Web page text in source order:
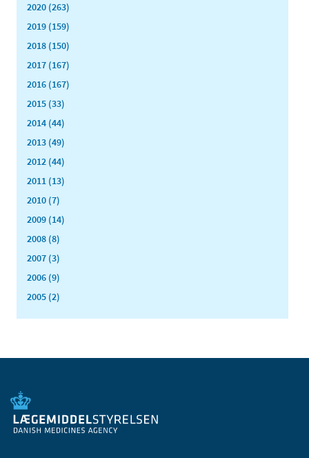
2020 (263)
2019 (159)
2018 (150)
2017 (167)
2016 (167)
2015 (33)
2014 (44)
2013 (49)
2012 (44)
2011 (13)
2010 (7)
2009 (14)
2008 (8)
2007 (3)
2006 (9)
2005 (2)